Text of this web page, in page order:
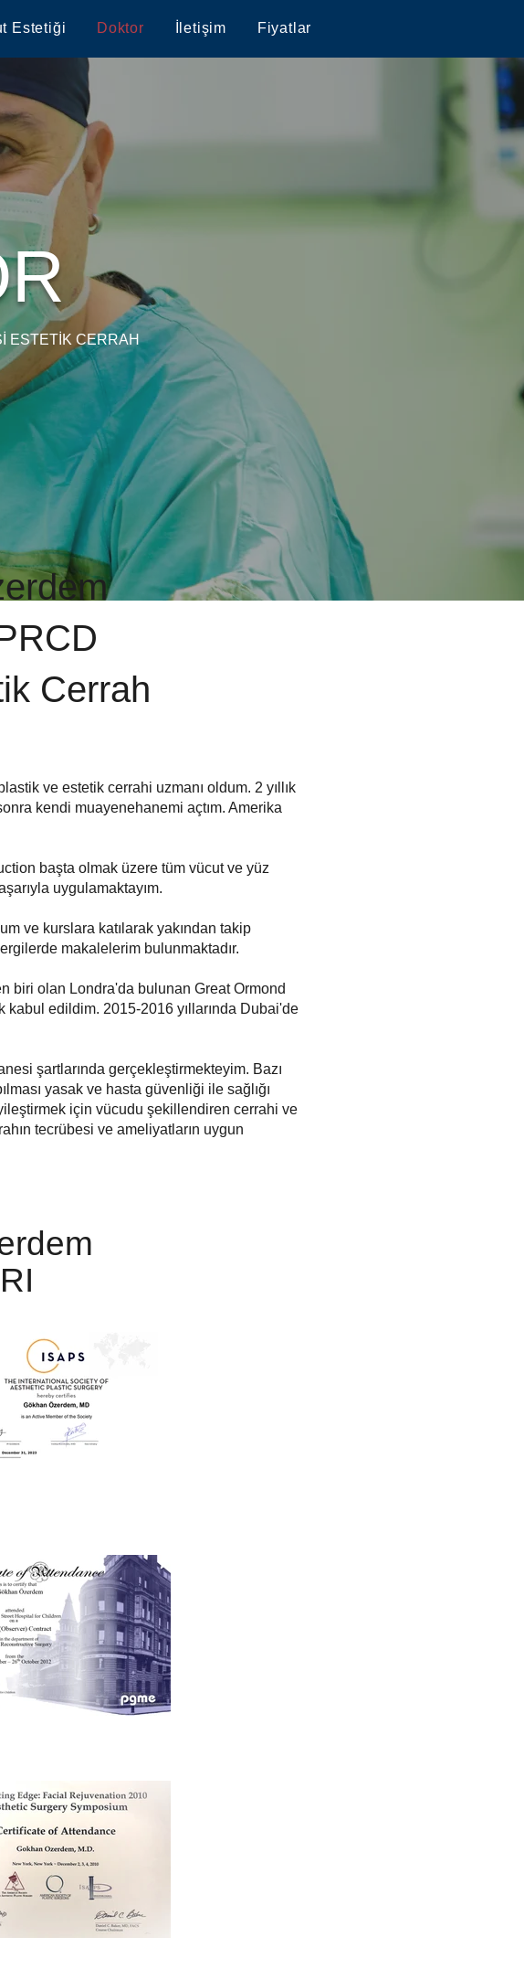
Estetiği Doktor İletişim Fiyatlar
ESTETİK CERRAH
Cerrah
ve estetik cerrahi uzmanı oldum. 2 yıllık
kendi muayenehanemi açtım. Amerika
başta olmak üzere tüm vücut ve yüz
uygulamaktayım.
ve kurslara katılarak yakından takip
makalelerim bulunmaktadır.
biri olan Londra'da bulunan Great Ormond
edildim. 2015-2016 yıllarında Dubai'de
şartlarında gerçekleştirmekteyim. Bazı
yasak ve hasta güvenliği ile sağlığı
için vücudu şekillendiren cerrahi ve
tecrübesi ve ameliyatların uygun